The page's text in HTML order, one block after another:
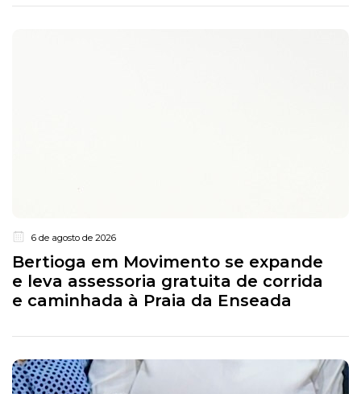
6 de agosto de 2026
Bertioga em Movimento se expande
e leva assessoria gratuita de corrida
e caminhada à Praia da Enseada